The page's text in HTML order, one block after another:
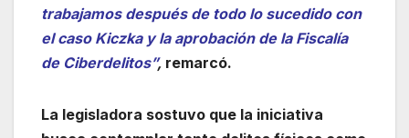
trabajamos después de todo lo sucedido con
el caso Kiczka y la aprobación de la Fiscalía
de Ciberdelitos”, remarcó.
La legisladora sostuvo que la iniciativa